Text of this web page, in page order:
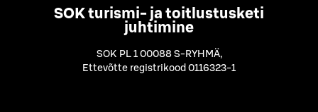
SOK turismi- ja toitlustusketi
juhtimine
SOK PL 1 00088 S-RYHMÄ,
Ettevõtte registrikood 0116323-1